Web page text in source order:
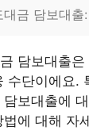
대금 담보대
담보대출
수단이에요.
담보대출에
법에 대해 자